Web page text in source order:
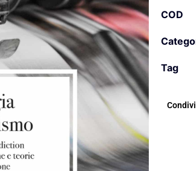
COD
Tag